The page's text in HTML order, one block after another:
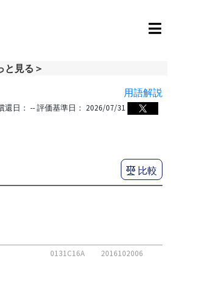
と見る＞
用語解説
還日： -- 評価基準日： 2026/07/31
比較
0131C16A 2016102006